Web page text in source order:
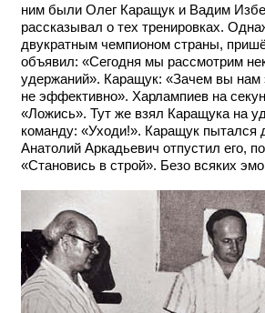
ним были Олег Каращук и Вадим
рассказывал о тех тренировках.
двукратным чемпионом страны,
объявил: «Сегодня мы рассмотрим
удержаний». Каращук: «Зачем вы нам
не эффективно». Харлампиев на
«Ложись». Тут же взял Каращука на
команду: «Уходи!». Каращук пытался
Анатолий Аркадьевич отпустил его,
«Становись в строй». Безо всяких